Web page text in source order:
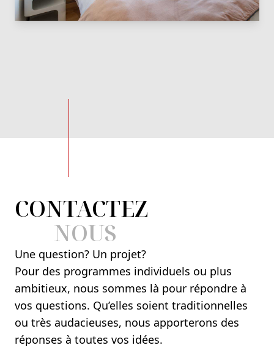
CONTACTEZ
NOUS
Une question? Un projet?
Pour des programmes individuels ou plus
ambitieux, nous sommes là pour répondre à
vos questions. Qu’elles soient traditionnelles
ou très audacieuses, nous apporterons des
réponses à toutes vos idées.